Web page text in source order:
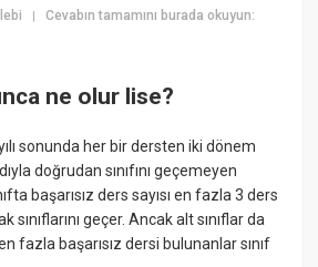
|Cevabın tamamını burada okuyun:
ne olur lise?
sonunda her bir dersten iki dönem
doğrudan sınıfını geçemeyen
başarısız ders sayısı en fazla 3 ders
geçer. Ancak alt sınıflar da
fazla başarısız dersi bulunanlar sınıf